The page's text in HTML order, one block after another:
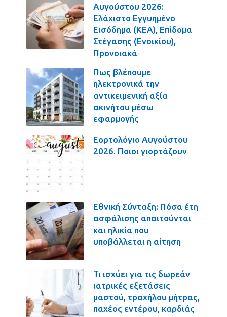
Αυγούστου 2026:
Ελάχιστο Εγγυημένο
Εισόδημα (ΚΕΑ), Επίδομα
Στέγασης (Ενοικίου),
Προνοιακά
Πως βλέπουμε
ηλεκτρονικά την
αντικειμενική αξία
ακινήτου μέσω
εφαρμογής
Εορτολόγιο Αυγούστου
2026. Ποιοι γιορτάζουν
Εθνική Σύνταξη: Πόσα έτη
ασφάλισης απαιτούνται
και ηλικία που
υποβάλλεται η αίτηση
Τι ισχύει για τις δωρεάν
ιατρικές εξετάσεις
μαστού, τραχήλου μήτρας,
παχέος εντέρου, καρδιάς